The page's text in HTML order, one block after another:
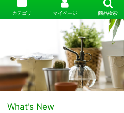
カテゴリ マイページ 商品検索
What's New